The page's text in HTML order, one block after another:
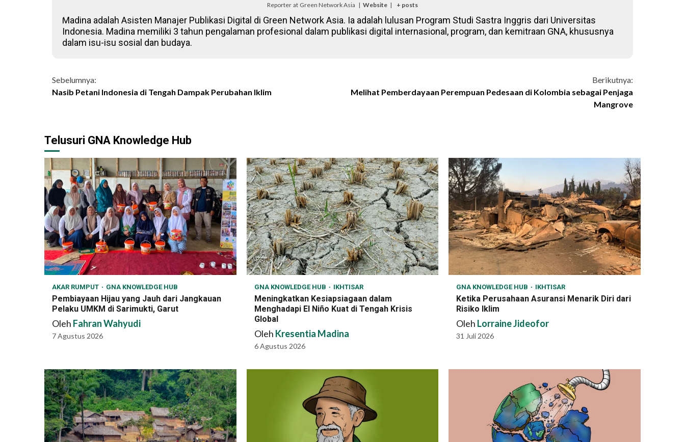
Reporter at Green Network Asia | Website | + posts
Madina adalah Asisten Manajer Publikasi Digital di Green Network Asia. Ia adalah lulusan Program Studi Sastra Inggris dari Universitas
Indonesia. Madina memiliki 3 tahun pengalaman profesional dalam publikasi digital internasional, program, dan kemitraan GNA, khususnya
dalam isu-isu sosial dan budaya.
Continue
Sebelumnya:
Nasib Petani Indonesia di Tengah Dampak Perubahan Iklim
Berikutnya:
Melihat Pemberdayaan Perempuan Pedesaan di Kolombia sebagai Penjaga
Mangrove
Telusuri GNA Knowledge Hub
AKAR RUMPUT GNA KNOWLEDGE HUB
Pembiayaan Hijau yang Jauh dari Jangkauan
Pelaku UMKM di Sarimukti, Garut
Oleh Fahran Wahyudi
7 Agustus 2026
GNA KNOWLEDGE HUB IKHTISAR
Meningkatkan Kesiapsiagaan dalam
Menghadapi El Niño Kuat di Tengah Krisis
Global
Oleh Kresentia Madina
6 Agustus 2026
GNA KNOWLEDGE HUB IKHTISAR
Ketika Perusahaan Asuransi Menarik Diri dari
Risiko Iklim
Oleh Lorraine Jideofor
31 Juli 2026